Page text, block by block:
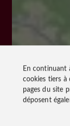
En continuant
cookies tiers à
pages du site
déposent